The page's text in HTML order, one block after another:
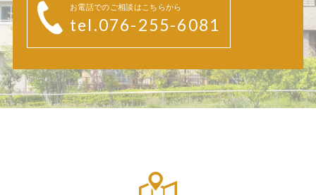
お電話でのご相談はこちらから
tel.076-255-6081